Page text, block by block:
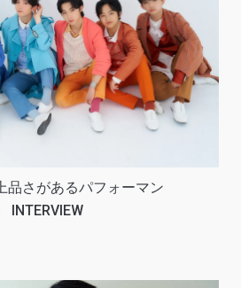
品さがあるパフォーマン
INTERVIEW